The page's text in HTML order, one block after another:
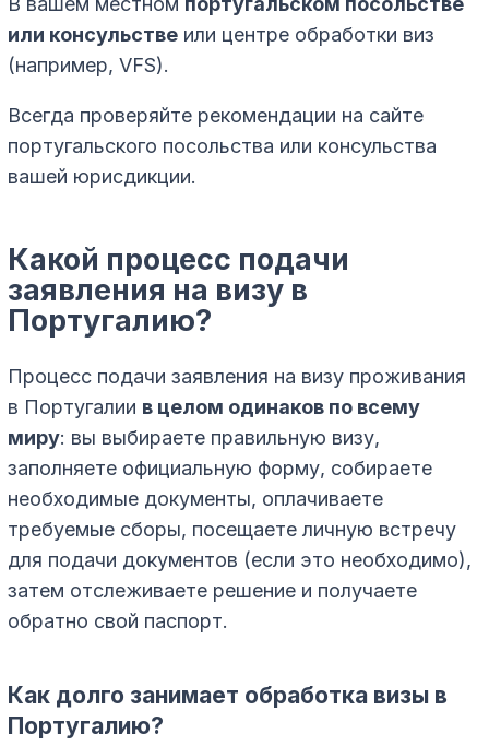
или консульстве или центре обработки виз
(например, VFS).
Всегда проверяйте рекомендации на сайте
португальского посольства или консульства
вашей юрисдикции.
Какой процесс подачи
заявления на визу в
Португалию?
Процесс подачи заявления на визу проживания
в Португалии в целом одинаков по всему
миру: вы выбираете правильную визу,
заполняете официальную форму, собираете
необходимые документы, оплачиваете
требуемые сборы, посещаете личную встречу
для подачи документов (если это необходимо),
затем отслеживаете решение и получаете
обратно свой паспорт.
Как долго занимает обработка визы в
Португалию?